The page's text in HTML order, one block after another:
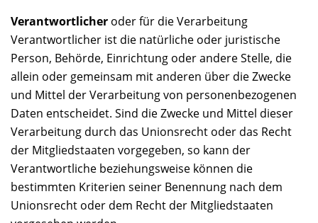
Verantwortlicher oder für die Verarbeitung
Verantwortlicher ist die natürliche oder juristische
Person, Behörde, Einrichtung oder andere Stelle, die
allein oder gemeinsam mit anderen über die Zwecke
und Mittel der Verarbeitung von personenbezogenen
Daten entscheidet. Sind die Zwecke und Mittel dieser
Verarbeitung durch das Unionsrecht oder das Recht
der Mitgliedstaaten vorgegeben, so kann der
Verantwortliche beziehungsweise können die
bestimmten Kriterien seiner Benennung nach dem
Unionsrecht oder dem Recht der Mitgliedstaaten